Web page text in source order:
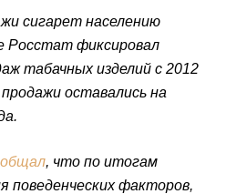
сигарет населению
Росстат фиксировал
табачных изделий с 2012
оставались на
, что по итогам
поведенческих факторов,